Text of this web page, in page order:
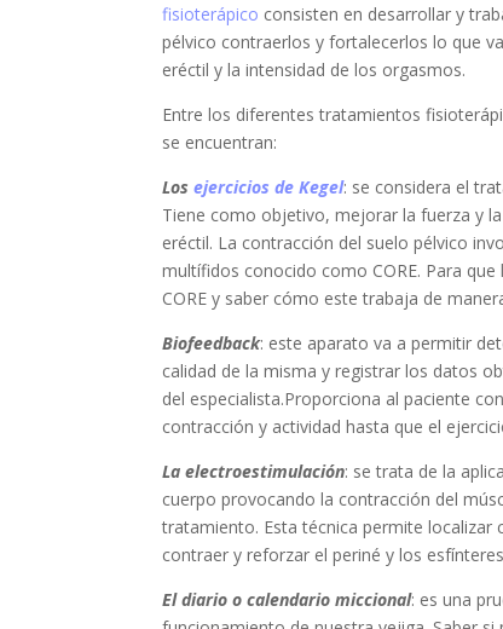
fisioterápico consisten en desarrollar y
pélvico contraerlos y fortalecerlos lo que
eréctil y la intensidad de los orgasmos.
Entre los diferentes tratamientos
se encuentran:
Losejercicios de Kegel: se considera el
Tiene como objetivo, mejorar la fuerza y
eréctil. La contracción del suelo pélvico
multífidos conocido como CORE. Para
CORE y saber cómo este trabaja de
Biofeedback: este aparato va a permitir
calidad de la misma y registrar los datos
del especialista.Proporciona al paciente
contracción y actividad hasta que el
La electroestimulación: se trata de la
cuerpo provocando la contracción del
tratamiento. Esta técnica permite localizar
contraer y reforzar el periné y los
El diario o calendario miccional: es una